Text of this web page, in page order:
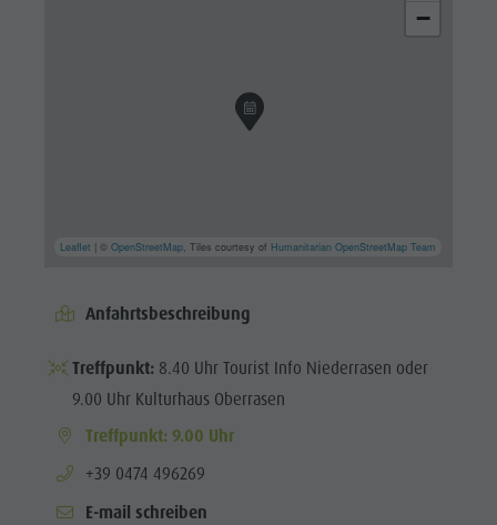
−
Leaflet | ©OpenStreetMap, Tiles courtesy of Humanitarian OpenStreetMap Team
Anfahrtsbeschreibung
Treffpunkt: 8.40 Uhr Tourist Info Niederrasen oder
9.00 Uhr Kulturhaus Oberrasen
Treffpunkt: 9.00 Uhr
aria.phone:
+39 0474 496269
E-mail schreiben